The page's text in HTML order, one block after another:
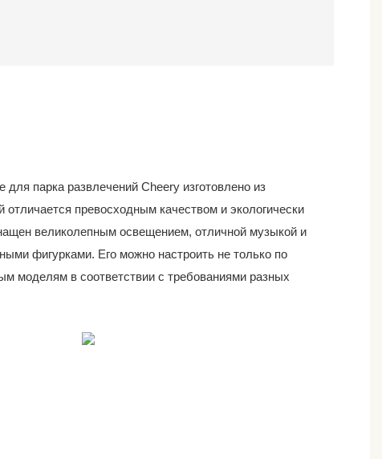
парка развлечений Cheery изготовлено из
отличается превосходным качеством и экологически
великолепным освещением, отличной музыкой и
фигурками. Его можно настроить не только по
моделям в соответствии с требованиями разных